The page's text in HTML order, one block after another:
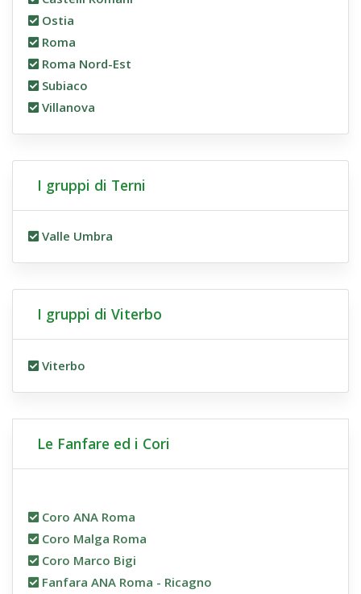
Ostia
Roma
Roma Nord-Est
Subiaco
Villanova
I gruppi di Terni
Valle Umbra
I gruppi di Viterbo
Viterbo
Le Fanfare ed i Cori
Coro ANA Roma
Coro Malga Roma
Coro Marco Bigi
Fanfara ANA Roma - Ricagno